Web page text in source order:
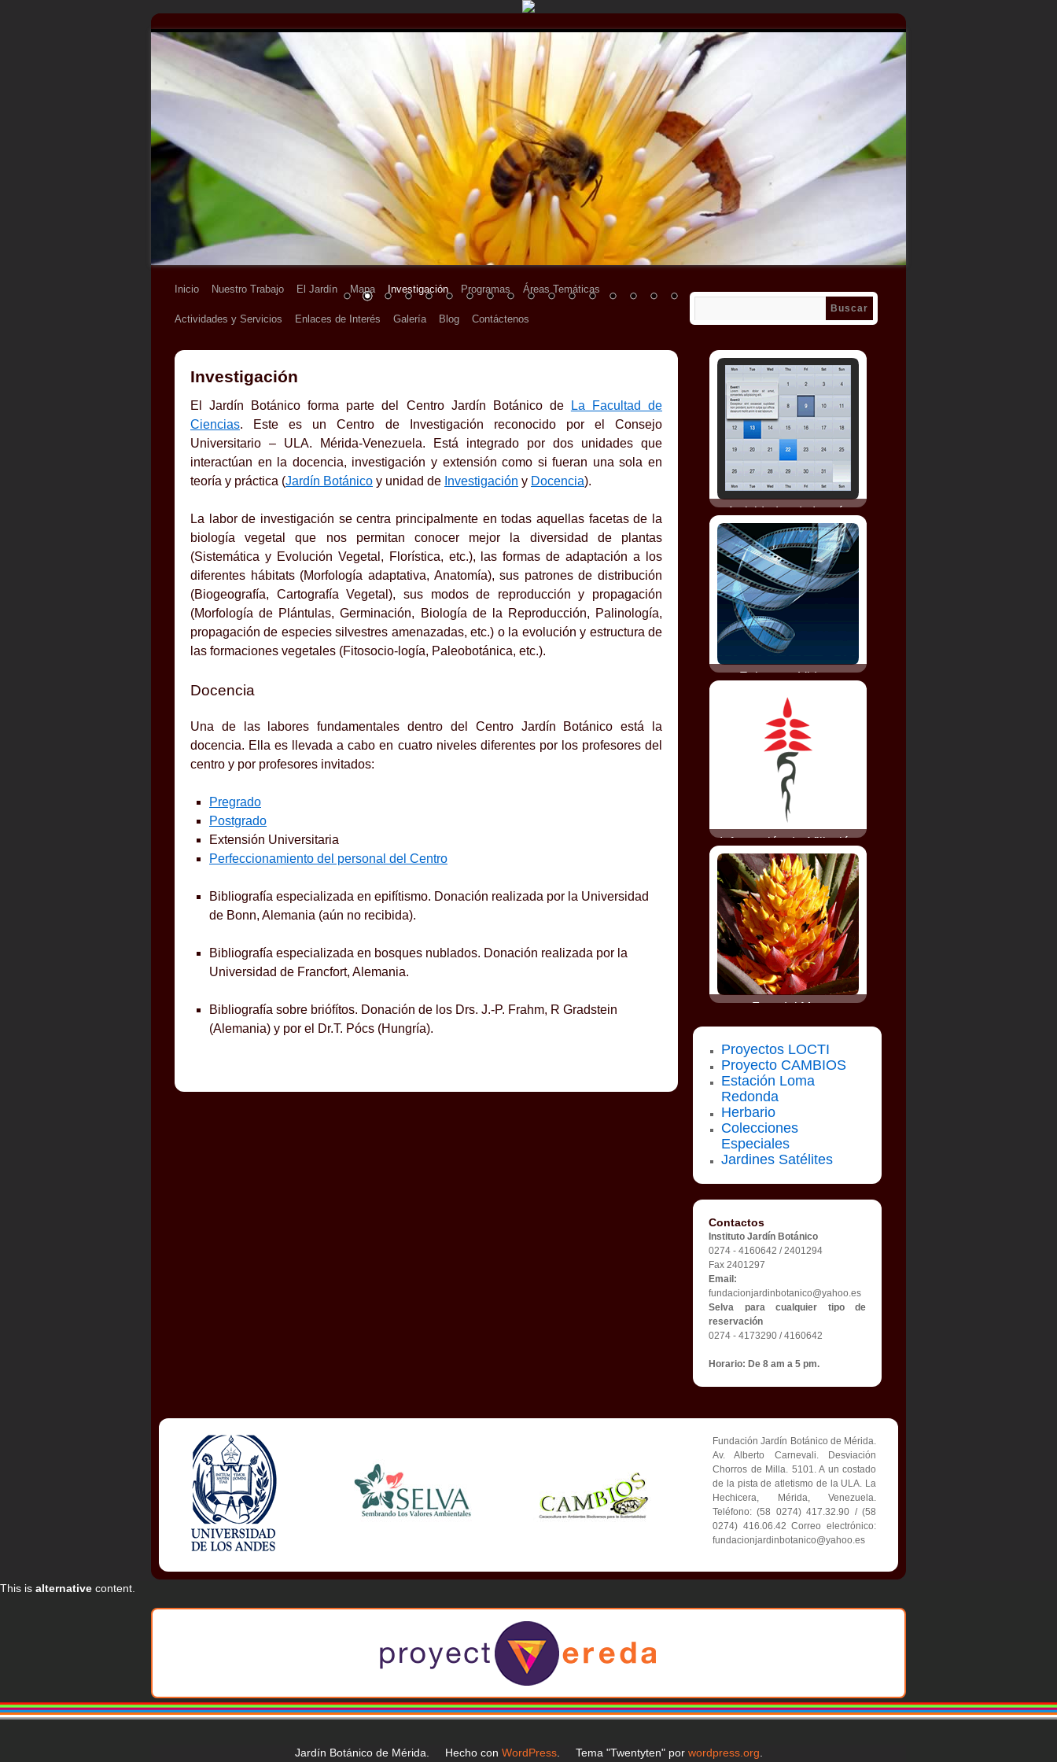
Inicio Nuestro Trabajo El Jardín Mapa Investigación Programas Áreas Temáticas
Actividades y Servicios Enlaces de Interés Galería Blog Contáctenos
Investigación
El Jardín Botánico forma parte del Centro Jardín Botánico de
La Facultad de
Ciencias. Este es un Centro de Investigación reconocido por el Consejo
Universitario – ULA. Mérida-Venezuela. Está integrado por dos unidades que
interactúan en la docencia, investigación y extensión como si fueran una sola en
teoría y práctica (Jardín Botánico y unidad de Investigación y Docencia).
La labor de investigación se centra principalmente en todas aquellas facetas de la
biología vegetal que nos permitan conocer mejor la diversidad de plantas
(Sistemática y Evolución Vegetal, Florística, etc.), las formas de adaptación a los
diferentes hábitats (Morfología adaptativa, Anatomía), sus patrones de distribución
(Biogeografía, Cartografía Vegetal), sus modos de reproducción y propagación
(Morfología de Plántulas, Germinación, Biología de la Reproducción, Palinología,
propagación de especies silvestres amenazadas, etc.) o la evolución y estructura de
las formaciones vegetales (Fitosocio-logía, Paleobotánica, etc.).
Docencia
Una de las labores fundamentales dentro del Centro Jardín Botánico está la
docencia. Ella es llevada a cabo en cuatro niveles diferentes por los profesores del
centro y por profesores invitados:
Pregrado
Postgrado
Extensión Universitaria
Perfeccionamiento del personal del Centro
Bibliografía especializada en epifítismo. Donación realizada por la Universidad
de Bonn, Alemania (aún no recibida).
Bibliografía especializada en bosques nublados. Donación realizada por la
Universidad de Francfort, Alemania.
Bibliografía sobre briófítos. Donación de los Drs. J.-P. Frahm, R Gradstein
(Alemania) y por el Dr.T. Pócs (Hungría).
Actividades de Interés
Enlaces a Videos
Información de Afiliación
Foto del Mes
Proyectos LOCTI
Proyecto CAMBIOS
Estación Loma
Redonda
Herbario
Colecciones
Especiales
Jardines Satélites
Contactos
Instituto Jardín Botánico
0274 - 4160642 / 2401294
Fax 2401297
Email:
fundacionjardinbotanico@yahoo.es
Selva para cualquier tipo de
reservación
0274 - 4173290 / 4160642
Horario: De 8 am a 5 pm.
Fundación Jardín Botánico de Mérida.
Av. Alberto Carnevali. Desviación
Chorros de Milla. 5101. A un costado
de la pista de atletismo de la ULA. La
Hechicera, Mérida, Venezuela.
Teléfono: (58 0274) 417.32.90 / (58
0274) 416.06.42 Correo electrónico:
fundacionjardinbotanico@yahoo.es
This is alternative content.
Jardín Botánico de Mérida. Hecho con WordPress. Tema "Twentyten" por wordpress.org